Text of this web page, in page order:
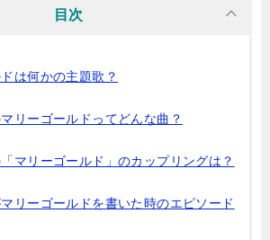
目次
は何かの主題歌？
リーゴールドってどんな曲？
マリーゴールド」のカップリングは？
リーゴールドを書いた時のエピソード